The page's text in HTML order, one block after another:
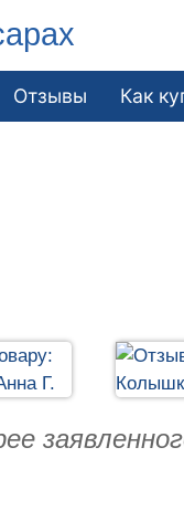
Отзывы Как